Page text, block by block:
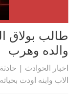
طالب بولاق
والده وهرب
اخبار الحوادث |
الاب وابنه اودت